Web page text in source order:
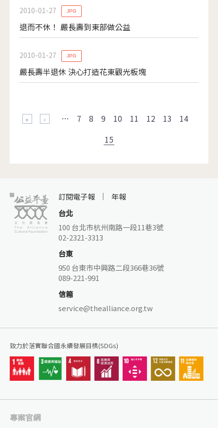
2010-01-27
退而不休！ 嚴長壽到東部做公益
JPG
2010-01-27
嚴長壽半退休 決心打造花東觀光板塊
JPG
… 7 8 9 10 11 12 13
14
15
訂閱電子報
年報
台北
100 台北市杭州南路一段11巷3號
02-2321-3313
台東
950 台東市中興路二段366巷36號
089-221-991
信箱
service@thealliance.org.tw
致力於落實聯合國永續發展目標(SDGs)
專案官網